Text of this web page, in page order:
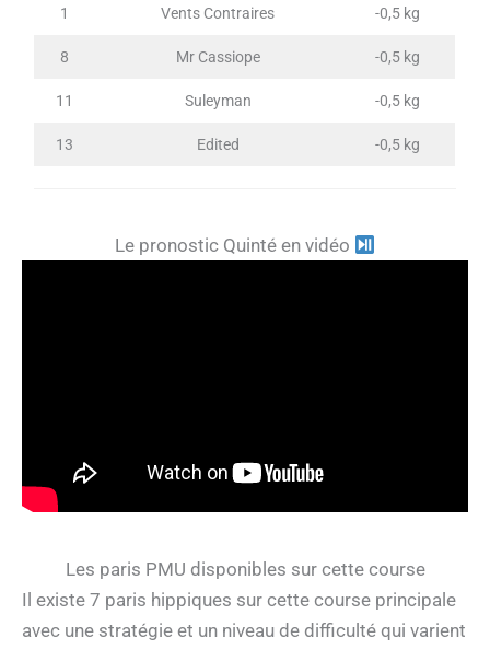
1 Vents Contraires -0,5 kg
8 Mr Cassiope -0,5 kg
11 Suleyman -0,5 kg
13 Edited -0,5 kg
Le pronostic Quinté en vidéo
Les paris PMU disponibles sur cette course
Il existe 7 paris hippiques sur cette course principale
avec une stratégie et un niveau de difficulté qui varient